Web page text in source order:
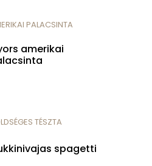
PALACSINTA
amerikai
TÉSZTA
spagetti